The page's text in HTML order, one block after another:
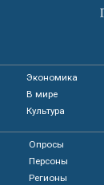
Экономика
В мире
Культура
Опросы
Персоны
Регионы